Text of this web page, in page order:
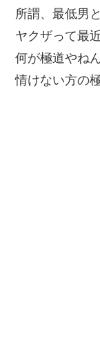
所謂、最低男
ヤクザって最
何が極道やねん
情けない方の